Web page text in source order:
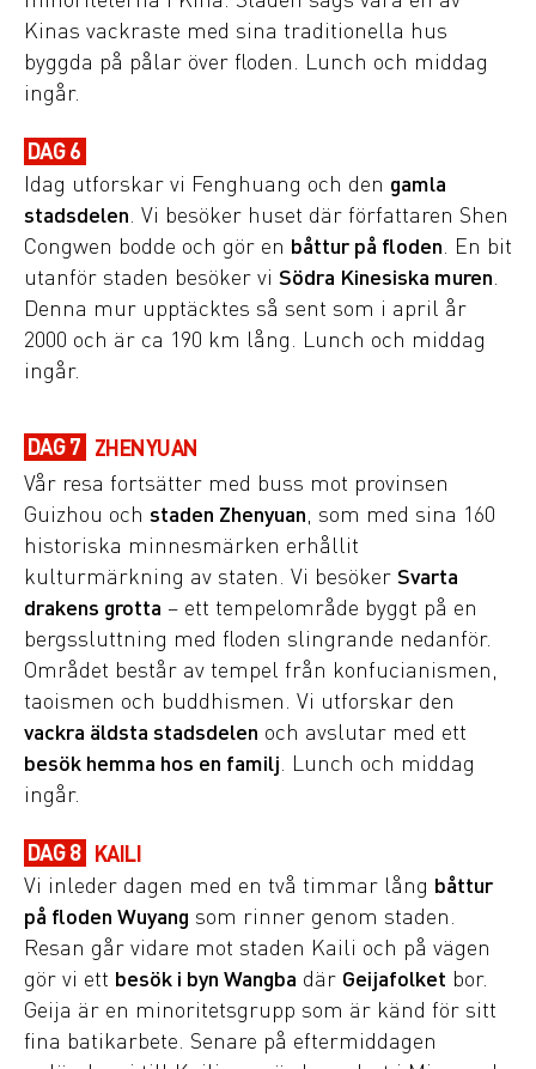
Kinas vackraste med sina traditionella hus
byggda på pålar över floden. Lunch och middag
ingår.
DAG 6
Idag utforskar vi Fenghuang och den gamla
stadsdelen . Vi besöker huset där författaren Shen
Congwen bodde och gör en båttur på floden . En bit
utanför staden besöker vi Södra Kinesiska muren
Denna mur upptäcktes så sent som i april år
2000 och är ca 190 km lång. Lunch och middag
ingår.
DAG 7 ZHENYUAN
Vår resa fortsätter med buss mot provinsen
Guizhou och staden Zhenyuan , som med sina 160
historiska minnesmärken erhållit
kulturmärkning av staten. Vi besöker Svarta
drakens grotta – ett tempelområde byggt på en
bergssluttning med floden slingrande nedanför.
Området består av tempel från konfucianismen,
taoismen och buddhismen. Vi utforskar den
vackra äldsta stadsdelen och avslutar med ett
besök hemma hos en familj . Lunch och middag
ingår.
DAG 8 KAILI
Vi inleder dagen med en två timmar lång båttur
på floden Wuyang som rinner genom staden.
Resan går vidare mot staden Kaili och på vägen
gör vi ett besök i byn Wangba där Geijafolket bor.
Geija är en minoritetsgrupp som är känd för sitt
fina batikarbete. Senare på eftermiddagen